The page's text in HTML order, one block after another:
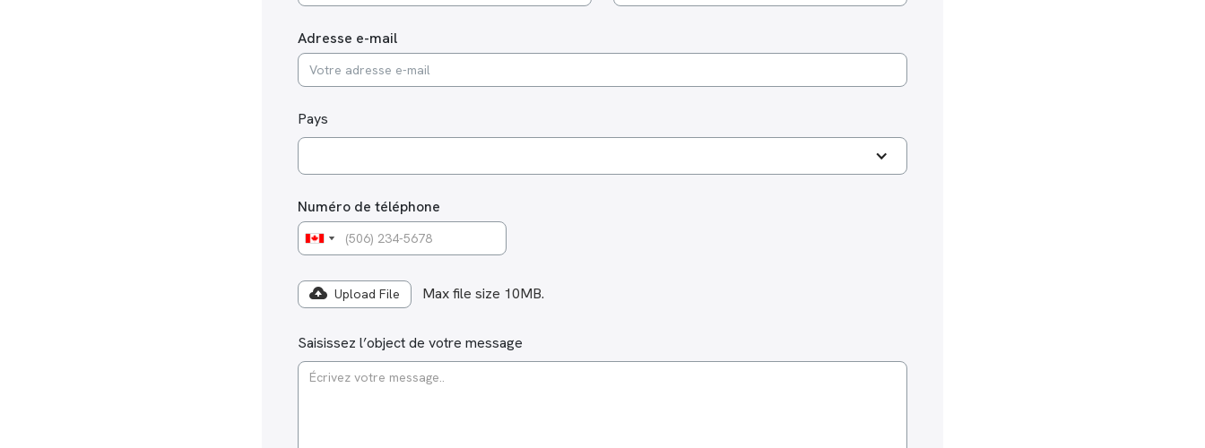
Adresse e-mail
Pays
Numéro de téléphone
Upload File Max file size 10MB.
Saisissez l’object de votre message